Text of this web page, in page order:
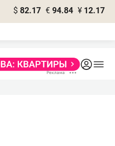
$ 82.17 € 94.84 ¥ 12.17